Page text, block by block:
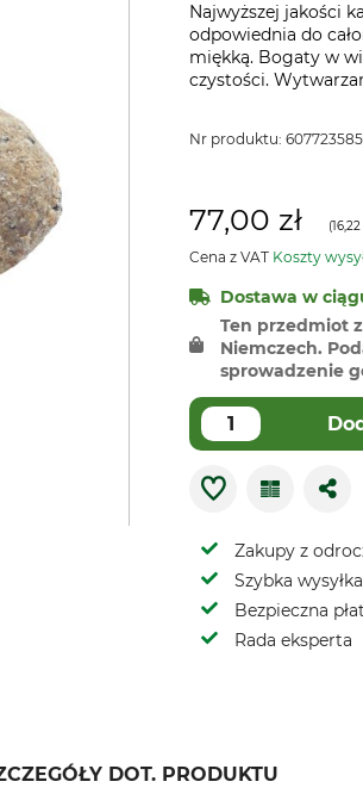
Najwyższej jakości
odpowiednia do
miękką. Bogaty w
czystości.
Nr produktu:
77,00 zł (16,22
Cena z VAT Koszty
Dostawa w
Ten przedmiot
Niemczech.
sprowadzenie
Zakupy z
Szybka wysyłka
Bezpieczna
Rada eksperta
DOT. PRODUKTU